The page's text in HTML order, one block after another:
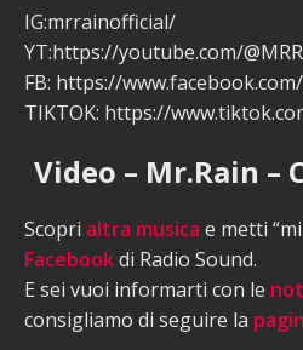
IG:mrrainofficial/
YT:https://youtube.com/
FB: https://
TIKTOK: https://
Video – Mr.Rain –
Scopri altra musica e metti
Facebookdi Radio Sound.
E sei vuoi informarti con le
consigliamo di seguire la